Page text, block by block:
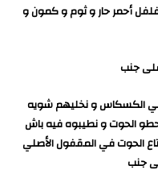
أحمر حار و ثوم و كمون و
جنب
الكسكاس و نخليهم شويه
الحوت و نطيبوه فيه باش
الحوت في المقفول الأصلي
جنب